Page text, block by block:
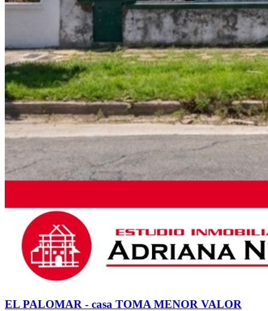
EL PALOMAR - casa TOMA MENOR VALOR